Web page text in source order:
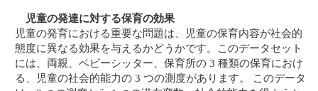
児童の発達に対する保育の効果
児童の発育における重要な問題は、児童の保育内容が社会的
態度に異なる効果を与えるかどうかです。このデータセット
には、両親、ベビーシッター、保育所の 3 種類の保育におけ
る、児童の社会的能力の 3 つの測度があります。 このデータ